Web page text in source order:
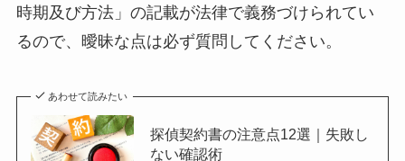
時期及び方法」の記載が法律で義務づけられてい
るので、曖昧な点は必ず質問してください。
あわせて読みたい
探偵契約書の注意点12選｜失敗し
ない確認術